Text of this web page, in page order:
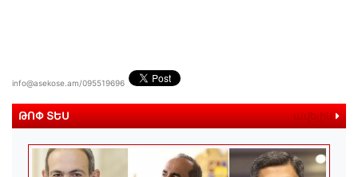
info@asekose.am/095519696
ԹՈՓ ՏԵՍ ավելին